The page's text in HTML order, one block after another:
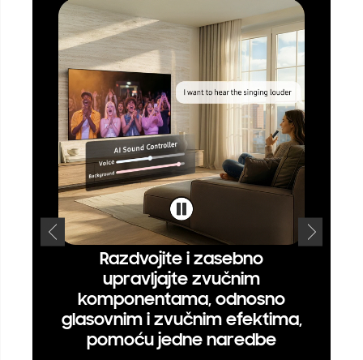
Razdvojite i zasebno
upravljajte zvučnim
komponentama, odnosno
glasovnim i zvučnim efektima,
pomoću jedne naredbe